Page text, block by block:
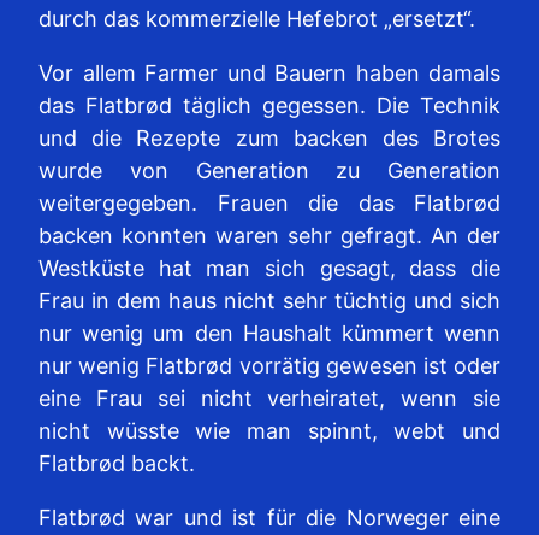
durch das kommerzielle Hefebrot „ersetzt“.
Vor allem Farmer und Bauern haben damals
das Flatbrød täglich gegessen. Die Technik
und die Rezepte zum backen des Brotes
wurde von Generation zu Generation
weitergegeben. Frauen die das Flatbrød
backen konnten waren sehr gefragt. An der
Westküste hat man sich gesagt, dass die
Frau in dem haus nicht sehr tüchtig und sich
nur wenig um den Haushalt kümmert wenn
nur wenig Flatbrød vorrätig gewesen ist oder
eine Frau sei nicht verheiratet, wenn sie
nicht wüsste wie man spinnt, webt und
Flatbrød backt.
Flatbrød war und ist für die Norweger eine